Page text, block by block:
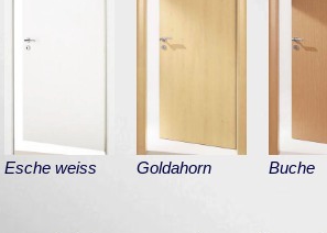
Esche weiss Goldahorn Buche